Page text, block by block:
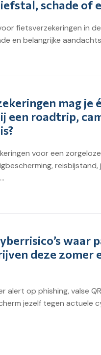
schade of
fietsverzekeringen in
en belangrijke
mag je
een roadtrip,
voor een
reisbijstand,
waar
deze zomer
alert op phishing, valse
jezelf tegen actuele